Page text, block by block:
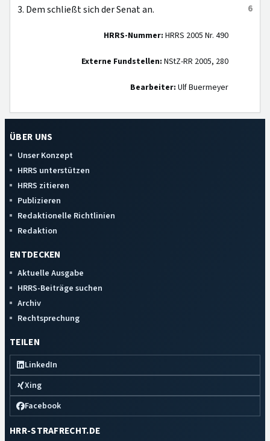
6
3. Dem schließt sich der Senat an.
HRRS-Nummer: HRRS 2005 Nr. 490
Externe Fundstellen: NStZ-RR 2005, 280
Bearbeiter: Ulf Buermeyer
ÜBER UNS
Unser Konzept
HRRS unterstützen
HRRS zitieren
Publizieren
Redaktionelle Richtlinien
Redaktion
ENTDECKEN
Aktuelle Ausgabe
HRRS-Beiträge suchen
Archiv
Rechtsprechung
TEILEN
LinkedIn
Xing
Facebook
HRR-STRAFRECHT.DE